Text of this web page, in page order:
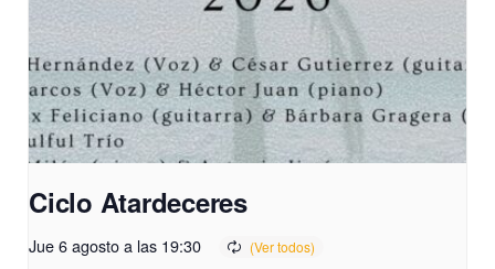
Ciclo Atardeceres
Jue 6 agosto a las 19:30